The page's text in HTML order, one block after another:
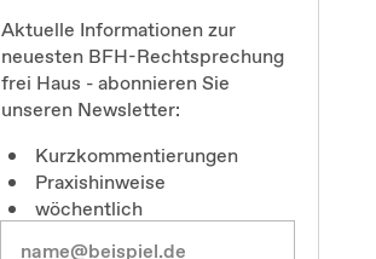
Aktuelle Informationen zur
neuesten BFH-Rechtsprechung
frei Haus - abonnieren Sie
unseren Newsletter:
Kurzkommentierungen
Praxishinweise
wöchentlich